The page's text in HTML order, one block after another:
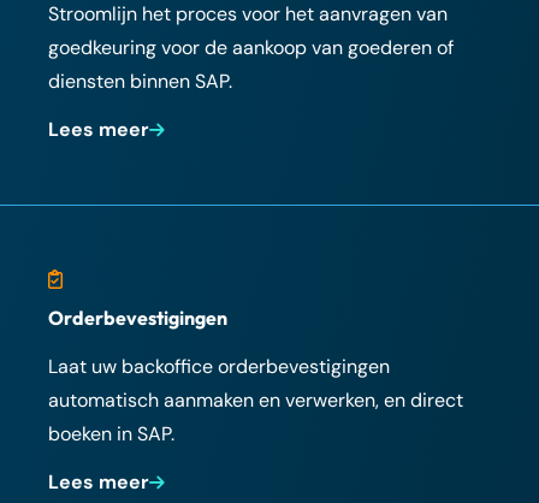
Stroomlijn het proces voor het aanvragen van
goedkeuring voor de aankoop van goederen of
diensten binnen SAP.
Lees meer
Orderbevestigingen
Laat uw backoffice orderbevestigingen
automatisch aanmaken en verwerken, en direct
boeken in SAP.
Lees meer